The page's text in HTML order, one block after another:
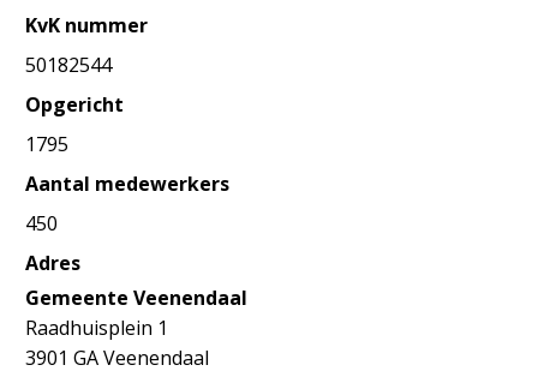
KvK nummer
50182544
Opgericht
1795
Aantal medewerkers
450
Adres
Gemeente Veenendaal
Raadhuisplein 1
3901 GA Veenendaal